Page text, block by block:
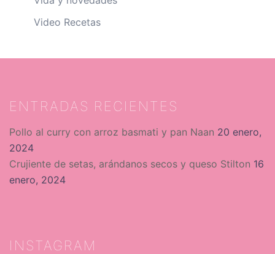
Video Recetas
ENTRADAS RECIENTES
Pollo al curry con arroz basmati y pan Naan 20 enero,
2024
Crujiente de setas, arándanos secos y queso Stilton 16
enero, 2024
INSTAGRAM